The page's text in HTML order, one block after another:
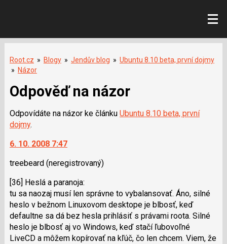
Root.cz » Blogy » Jendův blog » Ubuntu 8.10 beta, první dojmy
» Názor
Odpověď na názor
Odpovídáte na názor ke článku Ubuntu 8.10 beta, první
dojmy.
6. 10. 2008 7:47
treebeard (neregistrovaný)
[36] Heslá a paranoja:
tu sa naozaj musí len správne to vybalansovať. Áno, silné
heslo v bežnom Linuxovom desktope je blbosť, keď
defaultne sa dá bez hesla prihlásiť s právami roota. Silné
heslo je blbosť aj vo Windows, keď stačí ľubovoľné
LiveCD a môžem kopírovať na kľúč, čo len chcem. Viem, že